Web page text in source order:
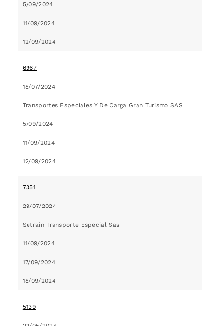
5/09/2024
11/09/2024
12/09/2024
6967
18/07/2024
Transportes Especiales Y De Carga Gran Turismo SAS
5/09/2024
11/09/2024
12/09/2024
7351
29/07/2024
Setrain Transporte Especial Sas
11/09/2024
17/09/2024
18/09/2024
5139